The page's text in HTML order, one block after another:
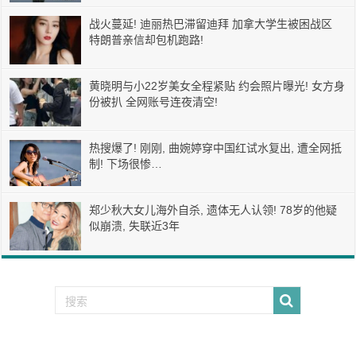
战火蔓延! 迪丽热巴滞留迪拜 加拿大学生被困战区
特朗普亲信却包机跑路!
黄晓明与小22岁美女全程紧贴 约会照片曝光! 女方身
份被扒 全网账号连夜清空!
热搜爆了! 刚刚, 曲婉婷穿中国红试水复出, 遭全网抵
制! 下场很惨…
郑少秋大女儿海外自杀, 遗体无人认领! 78岁的他疑
似崩溃, 失联近3年